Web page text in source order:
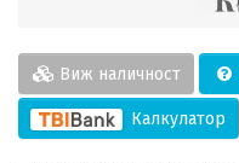
Виж наличност
Калкулатор